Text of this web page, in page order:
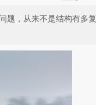
题，从来不是结构有多复